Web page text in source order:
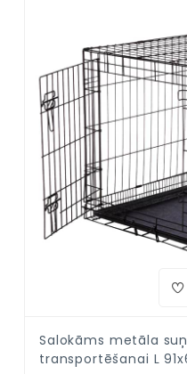
Salokāms metāla
transportēšanai L